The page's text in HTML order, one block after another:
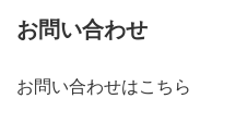
お問い合わせ
お問い合わせはこちら